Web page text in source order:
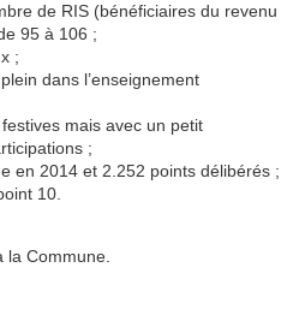
de RIS (bénéficiaires du revenu
95 à 106 ;
;
dans l’enseignement
mais avec un petit
;
en 2014 et 2.252 points délibérés ;
10.
la Commune.